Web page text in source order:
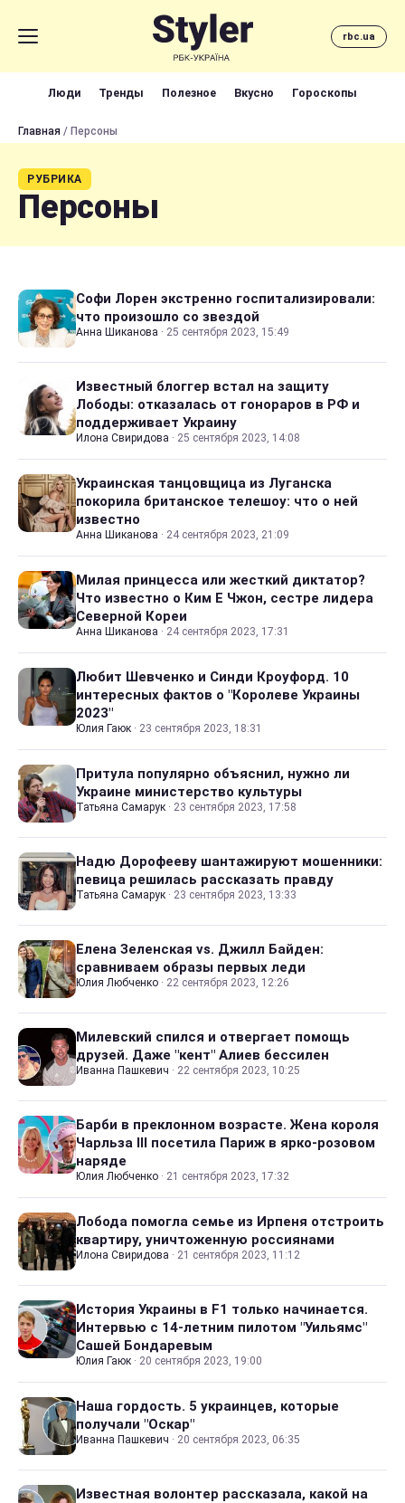
rbc.ua
Люди Тренды Полезное Вкусно Гороскопы
Главная / Персоны
РУБРИКА
Персоны
Софи Лорен экстренно госпитализировали:
что произошло со звездой
Анна Шиканова · 25 сентября 2023, 15:49
Известный блоггер встал на защиту
Лободы: отказалась от гонораров в РФ и
поддерживает Украину
Илона Свиридова · 25 сентября 2023, 14:08
Украинская танцовщица из Луганска
покорила британское телешоу: что о ней
известно
Анна Шиканова · 24 сентября 2023, 21:09
Милая принцесса или жесткий диктатор?
Что известно о Ким Е Чжон, сестре лидера
Северной Кореи
Анна Шиканова · 24 сентября 2023, 17:31
Любит Шевченко и Синди Кроуфорд. 10
интересных фактов о "Королеве Украины
2023"
Юлия Гаюк · 23 сентября 2023, 18:31
Притула популярно объяснил, нужно ли
Украине министерство культуры
Татьяна Самарук · 23 сентября 2023, 17:58
Надю Дорофееву шантажируют мошенники:
певица решилась рассказать правду
Татьяна Самарук · 23 сентября 2023, 13:33
Елена Зеленская vs. Джилл Байден:
сравниваем образы первых леди
Юлия Любченко · 22 сентября 2023, 12:26
Милевский спился и отвергает помощь
друзей. Даже "кент" Алиев бессилен
Иванна Пашкевич · 22 сентября 2023, 10:25
Барби в преклонном возрасте. Жена короля
Чарльза III посетила Париж в ярко-розовом
наряде
Юлия Любченко · 21 сентября 2023, 17:32
Лобода помогла семье из Ирпеня отстроить
квартиру, уничтоженную россиянами
Илона Свиридова · 21 сентября 2023, 11:12
История Украины в F1 только начинается.
Интервью с 14-летним пилотом "Уильямс"
Сашей Бондаревым
Юлия Гаюк · 20 сентября 2023, 19:00
Наша гордость. 5 украинцев, которые
получали "Оскар"
Иванна Пашкевич · 20 сентября 2023, 06:35
Известная волонтер рассказала, какой на